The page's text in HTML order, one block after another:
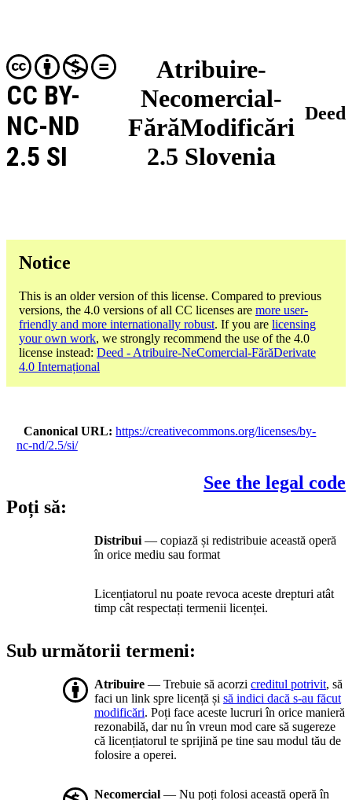
Atribuire-
Necomercial-
FărăModificări
2.5 Slovenia
CC BY-
NC-ND
2.5 SI
Deed
Notice
This is an older version of this license. Compared to previous
versions, the 4.0 versions of all CC licenses are more user-
friendly and more internationally robust. If you are licensing
your own work, we strongly recommend the use of the 4.0
license instead: Deed - Atribuire-NeComercial-FărăDerivate
4.0 Internațional
Canonical URL
https://creativecommons.org/licenses/by-
nc-nd/2.5/si/
See the legal code
Poți să:
Distribui — copiază și redistribuie această operă
în orice mediu sau format
Licențiatorul nu poate revoca aceste drepturi atât
timp cât respectați termenii licenței.
Sub următorii termeni:
Atribuire — Trebuie să acorzi creditul potrivit, să
faci un link spre licență și să indici dacă s-au făcut
modificări. Poți face aceste lucruri în orice manieră
rezonabilă, dar nu în vreun mod care să sugereze
că licențiatorul te sprijină pe tine sau modul tău de
folosire a operei.
Necomercial — Nu poți folosi această operă în